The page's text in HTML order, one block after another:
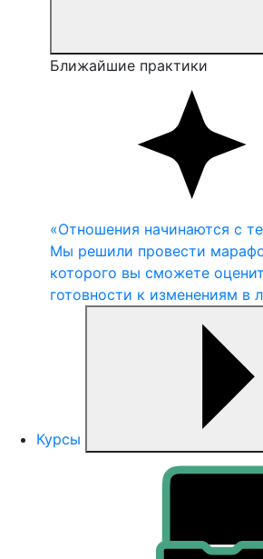
Ближайшие практики
«Отношения начинаются с
Мы решили провести
которого вы сможете
готовности к изменениям в
Курсы